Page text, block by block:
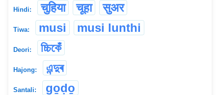
Hindi: चुहिया चूहा सुअर
Tiwa: musi musi lunthi
Deori: চ্চিকেঁ
Hajong: এন্দুৰ
Santali: go̱ḍo̱